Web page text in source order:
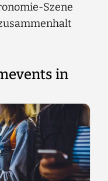
Szene
in